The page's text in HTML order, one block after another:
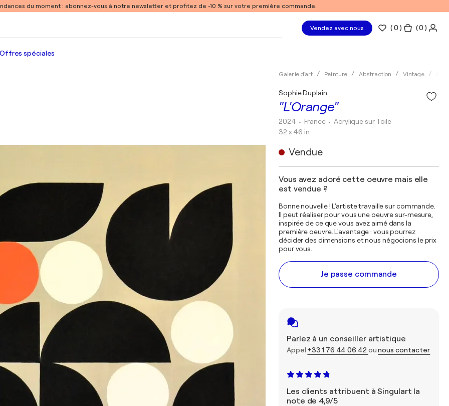
du moment : abonnez-vous à notre newsletter et profitez de -10 % sur votre première commande.
Vendez avec nous (0 ) ( 0 )
Offres spéciales
Galerie d'art Peinture Abstraction Vintage
"L'Orange"
Sophie Duplain
2024 • France •Acrylique sur Toile
32 x 46 in
Vendue
Vous avez adoré cette oeuvre mais elle
est vendue ?
Bonne nouvelle ! L'artiste travaille sur commande.
Il peut réaliser pour vous une oeuvre sur-mesure,
inspirée de ce que vous avez aimé dans la
première oeuvre. L'avantage : vous pourrez
décider des dimensions et nous négocions le prix
pour vous.
Je passe commande
Parlez à un conseiller artistique
Appel +33 1 76 44 06 42 ounous contacter
Les clients attribuent à Singulart la
note de 4,9/5